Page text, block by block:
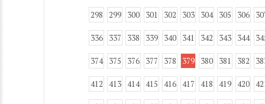
298 299 300 301 302 303 304 305 306
336 337 338 339 340 341 342 343 344
374 375 376 377 378 379 380 381 382
412 413 414 415 416 417 418 419 420